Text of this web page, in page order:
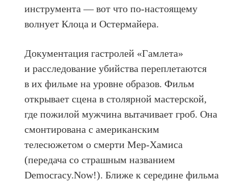
инструмента — вот что по-настоящему
волнует Клоца и Остермайера.
Документация гастролей «Гамлета»
и расследование убийства переплетаются
в их фильме на уровне образов. Фильм
открывает сцена в столярной мастерской,
где пожилой мужчина вытачивает гроб. Она
смонтирована с американским
телесюжетом о смерти Мер-Хамиса
(передача со страшным названием
Democracy.Now!). Ближе к середине фильма